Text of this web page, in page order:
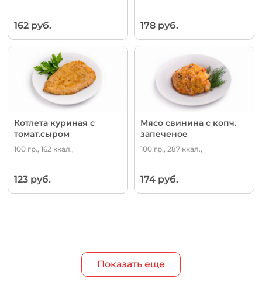
162 руб. 178 руб.
Котлета куриная с
томат.сыром
100 гр., 162 ккал.,
123 руб.
Мясо свинина с копч.
запеченое
100 гр., 287 ккал.,
174 руб.
Показать ещё